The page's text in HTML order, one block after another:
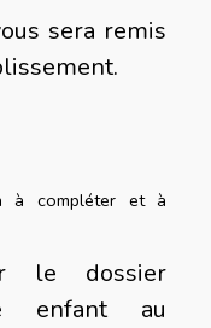
sera remis
à compléter et à
le dossier
enfant au